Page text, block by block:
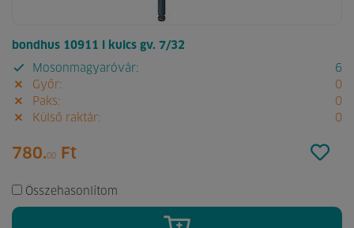
bondhus 10911 l kulcs gv. 7/32
Mosonmagyaróvár:
6
Győr:
0
Paks:
0
Külső raktár:
0
780.00 Ft
Összehasonlítom